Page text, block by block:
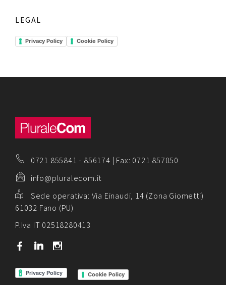
LEGAL
Privacy Policy Cookie Policy
0721 855841 - 856174 | Fax: 0721 857050
info@pluralecom.it
Sede operativa: Via Einaudi, 14 (Zona Giometti)
61032 Fano (PU)
P.Iva IT 02518280413
b j x
Cookie Policy